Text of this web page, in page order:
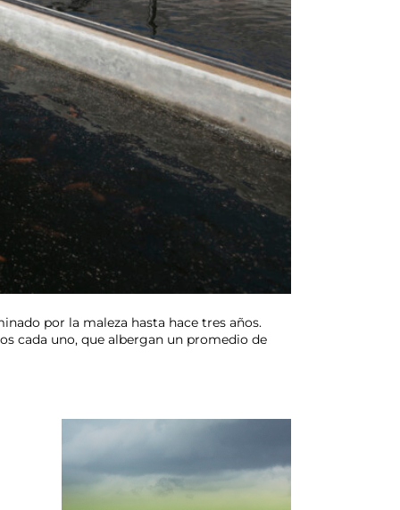
por la maleza hasta hace tres años.
cada uno, que albergan un promedio de